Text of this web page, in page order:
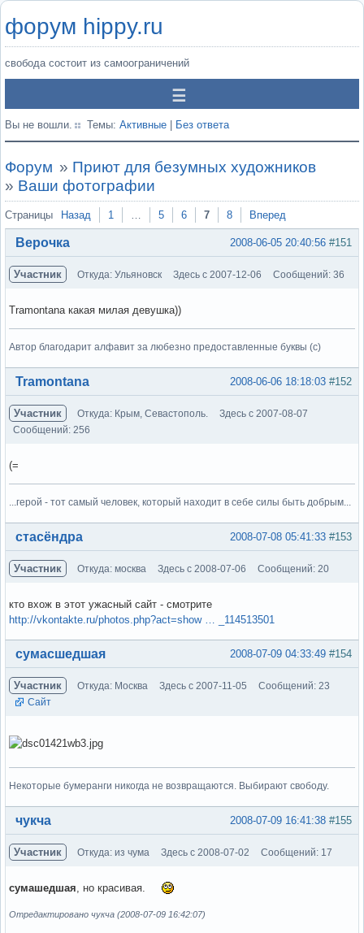
форум hippy.ru
свобода состоит из самоограничений
Вы не вошли. Темы: Активные Без ответа
Форум » Приют для безумных художников
» Ваши фотографии
Страницы Назад 1 … 5 6 7 8 Вперед
#151
2008-06-05 20:40:56
Верочка
Участник Откуда: Ульяновск Здесь с 2007-12-06 Сообщений: 36
Tramontana какая милая девушка))
Автор благодарит алфавит за любезно предоставленные буквы (с)
Вне форума #152
2008-06-06 18:18:03
Tramontana
Участник Откуда: Крым, Севастополь.
Здесь с 2007-08-07
Сообщений: 256
(=
...герой - тот самый человек, который находит в себе силы быть добрым...
Вне форума #153
2008-07-08 05:41:33
стасёндра
Участник Откуда: москва Здесь с 2008-07-06 Сообщений: 20
кто вхож в этот ужасный сайт - смотрите
http://vkontakte.ru/photos.php?act=show … _114513501
Вне форума #154
2008-07-09 04:33:49
сумасшедшая
Участник Откуда: Москва Здесь с 2007-11-05
Сообщений: 23
Сайт
Некоторые бумеранги никогда не возвращаются. Выбирают свободу.
Вне форума #155
2008-07-09 16:41:38
чукча
Участник Откуда: из чума Здесь с 2008-07-02 Сообщений: 17
сумашедшая , но красивая.
Отредактировано чукча (2008-07-09 16:42:07)